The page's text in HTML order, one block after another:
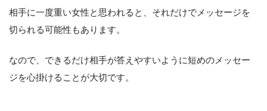
相手に一度重い女性と思われると、それだけでメッセージを
切られる可能性もあります。
なので、できるだけ相手が答えやすいように短めのメッセー
ジを心掛けることが大切です。